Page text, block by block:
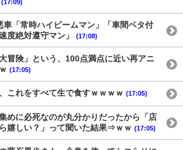
(17:09)
車「常時ハイビームマン」「車間ベタ付
度絶対遵守マン」
(17:08)
冒険」という、100点満点に近い再アニ
(17:05)
これをすべて生で食すｗｗｗｗ (17:05)
めに必死なのが丸分かりだったから「店
嬉しい？」って聞いた結果⇒ｗｗ (17:05)